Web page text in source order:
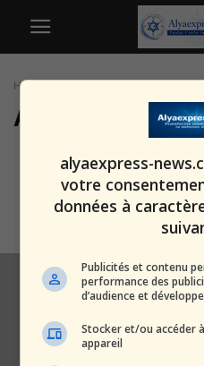
Home
Assemblée
France :
alxprss_sab
alyaexpress-
votre
données à
Publicités et contenu
performance des
d’audience et
Stocker et/ou accéder
appareil